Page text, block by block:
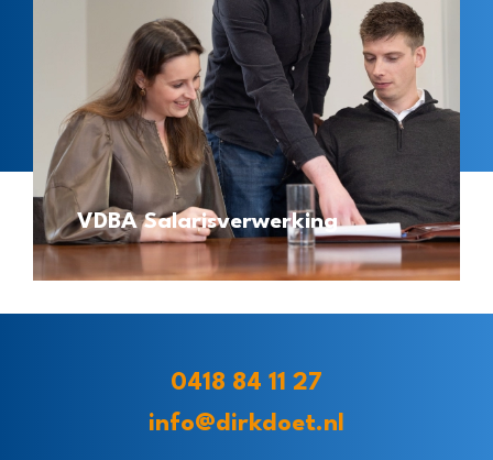
VDBA Salarisverwerking
0418 84 11 27
info@dirkdoet.nl